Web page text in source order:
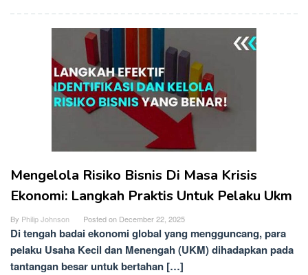
Mengelola Risiko Bisnis Di Masa Krisis
Ekonomi: Langkah Praktis Untuk Pelaku Ukm
By Philip Johnson Posted on December 22, 2025
Di tengah badai ekonomi global yang mengguncang, para
pelaku Usaha Kecil dan Menengah (UKM) dihadapkan pada
tantangan besar untuk bertahan […]